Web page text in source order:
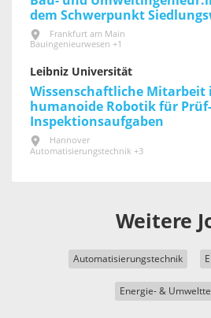
dem Schwerpunkt
Frankfurt am Main
Bauingenieurwesen +1
Leibniz Universität
Wissenschaftliche Mitarbeit
humanoide Robotik für
Inspektionsaufgaben
Hannover
Automatisierungstechnik +3
Weitere
Automatisierungstechnik
Energie- &